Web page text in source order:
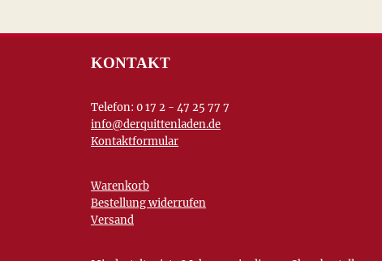
KONTAKT
Telefon: 0 17 2 - 47 25 77 7
info@derquittenladen.de
Kontaktformular
Warenkorb
Bestellung widerrufen
Versand